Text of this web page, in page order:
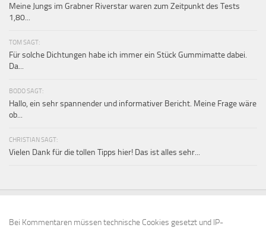
Meine Jungs im Grabner Riverstar waren zum Zeitpunkt des Tests
1,80...
TOM SAGT:
Für solche Dichtungen habe ich immer ein Stück Gummimatte dabei.
Da...
BODO SAGT:
Hallo, ein sehr spannender und informativer Bericht. Meine Frage wäre
ob...
CHRISTIAN SAGT:
Vielen Dank für die tollen Tipps hier! Das ist alles sehr...
Bei Kommentaren müssen technische Cookies gesetzt und IP-